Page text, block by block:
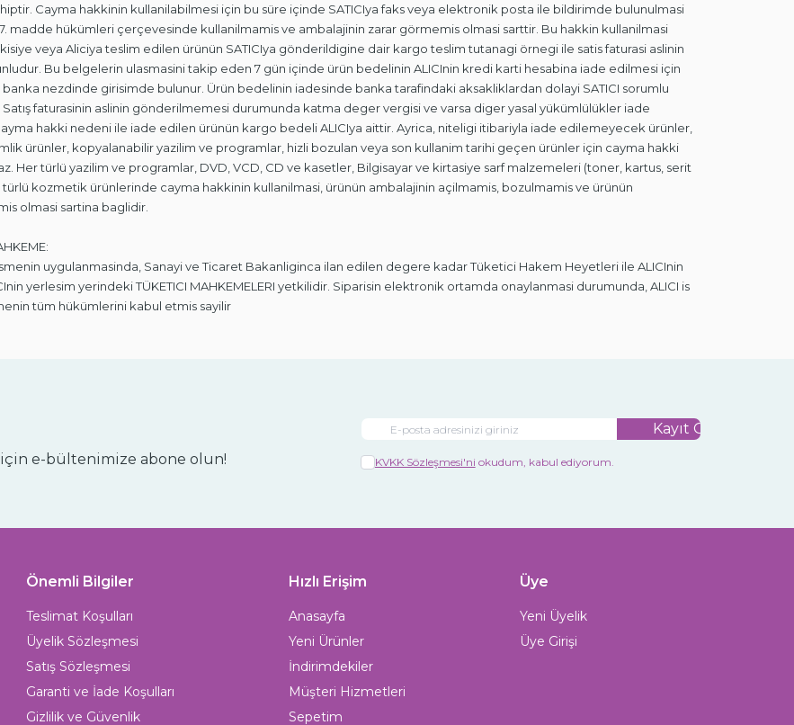
Cayma hakkinin kullanilabilmesi için bu süre içinde SATICIya faks veya elektronik posta ile bildirimde bulunulmasi
madde hükümleri çerçevesinde kullanilmamis ve ambalajinin zarar görmemis olmasi sarttir. Bu hakkin kullanilmasi
veya Aliciya teslim edilen ürünün SATICIya gönderildigine dair kargo teslim tutanagi örnegi ile satis faturasi aslinin
Bu belgelerin ulasmasini takip eden 7 gün içinde ürün bedelinin ALICInin kredi karti hesabina iade edilmesi için
banka nezdinde girisimde bulunur. Ürün bedelinin iadesinde banka tarafindaki aksakliklardan dolayi SATICI sorumlu
faturasinin aslinin gönderilmemesi durumunda katma deger vergisi ve varsa diger yasal yükümlülükler iade
hakki nedeni ile iade edilen ürünün kargo bedeli ALICIya aittir. Ayrica, niteligi itibariyla iade edilemeyecek ürünler,
ürünler, kopyalanabilir yazilim ve programlar, hizli bozulan veya son kullanim tarihi geçen ürünler için cayma hakki
Her türlü yazilim ve programlar, DVD, VCD, CD ve kasetler, Bilgisayar ve kirtasiye sarf malzemeleri (toner, kartus, serit
türlü kozmetik ürünlerinde cayma hakkinin kullanilmasi, ürünün ambalajinin açilmamis, bozulmamis ve ürünün
olmasi sartina baglidir.
uygulanmasinda, Sanayi ve Ticaret Bakanliginca ilan edilen degere kadar Tüketici Hakem Heyetleri ile ALICInin
yerlesim yerindeki TÜKETICI MAHKEMELERI yetkilidir. Siparisin elektronik ortamda onaylanmasi durumunda, ALICI is
tüm hükümlerini kabul etmis sayilir
e-bültenimize abone olun!
Kayıt Ol
KVKK Sözleşmesi'ni okudum, kabul ediyorum.
Önemli Bilgiler
Teslimat Koşulları
Üyelik Sözleşmesi
Satış Sözleşmesi
Garanti ve İade Koşulları
Gizlilik ve Güvenlik
Hızlı Erişim
Anasayfa
Yeni Ürünler
İndirimdekiler
Müşteri Hizmetleri
Sepetim
Üye
Yeni Üyelik
Üye Girişi